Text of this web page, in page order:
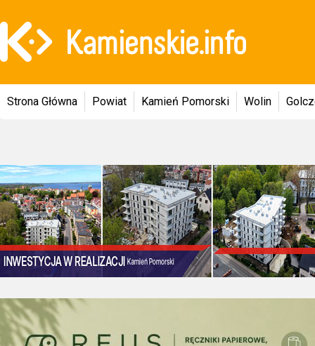
Strona Główna Powiat Kamień Pomorski Wolin